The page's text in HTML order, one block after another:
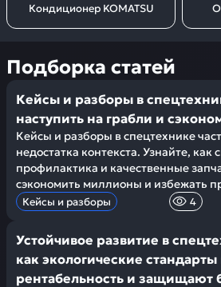
Кондиционер KOMATSU
Подборка статей
Кейсы и разборы в
наступить на грабли и
Кейсы и разборы в спецтехнике
недостатка контекста. Узнайте,
профилактика и качественные
сэкономить миллионы и избежать
Кейсы и разборы 4
Устойчивое развитие в
как экологические
рентабельность и защищают